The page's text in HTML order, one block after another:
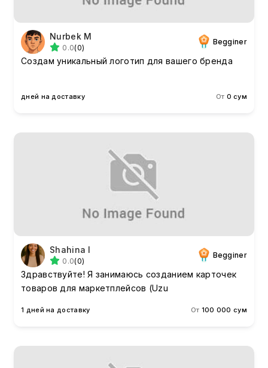
Nurbek M
0.0(0)
Begginer
Создам уникальный логотип для вашего бренда
дней на доставку От 0 сум
Shahina I
0.0(0)
Begginer
Здравствуйте! Я занимаюсь созданием карточек
товаров для маркетплейсов (Uzu
1 дней на доставку От 100 000 сум